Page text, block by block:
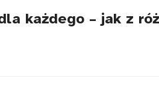
każdego – jak z